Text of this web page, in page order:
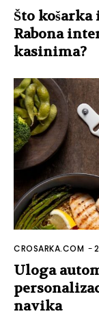
Što košarka
Rabona
kasinima?
CROSARKA.COM -
Uloga
navika